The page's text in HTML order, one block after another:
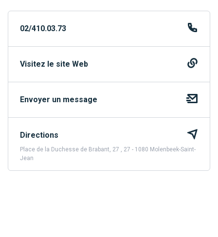
02/410.03.73
Visitez le site Web
Envoyer un message
Directions
Place de la Duchesse de Brabant, 27 , 27 - 1080 Molenbeek-Saint-
Jean